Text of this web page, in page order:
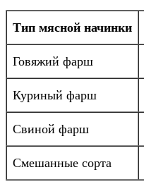
Тип мясной начинки
Говяжий фарш
Куриный фарш
Свиной фарш
Смешанные сорта